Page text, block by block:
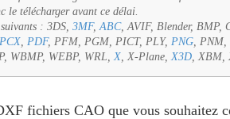
le télécharger avant ce délai.
: 3DS, 3MF,ABC, AVIF, Blender, BMP,
PCX, PDF, PFM, PGM, PICT, PLY, PNG, PNM,
WBMP, WEBP, WRL,X, X-Plane,X3D, XBM,
fichiers CAO que vous souhaitez